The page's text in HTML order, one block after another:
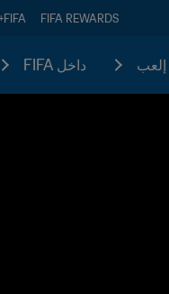
FIFA REWARDS
FIFA+
إلعب داخل FIFA